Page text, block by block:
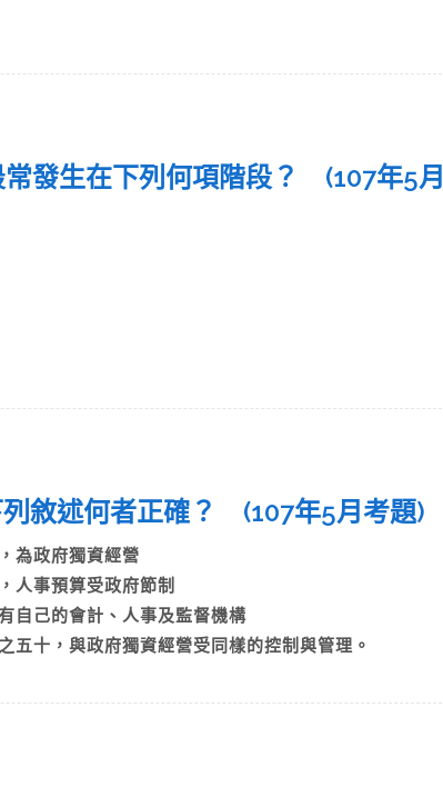
發生在下列何項階段？ (107年5月
列敘述何者正確？ (107年5月考題)
為政府獨資經營
人事預算受政府節制
自己的會計、人事及監督機構
五十，與政府獨資經營受同樣的控制與管理。